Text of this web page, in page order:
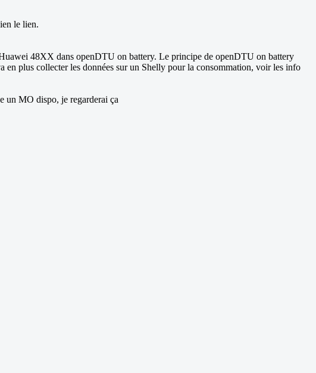
le lien.
48XX dans openDTU on battery. Le principe de openDTU on battery
plus collecter les données sur un Shelly pour la consommation, voir les info
un MO dispo, je regarderai ça